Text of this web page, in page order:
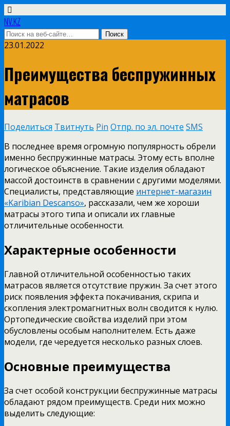
NV.KZ
23.01.2022
Преимущества беспружинных
матрасов
Поделиться Твитнуть Pin Отпр. по эл. почте SMS
В последнее время огромную популярность обрели
именно беспружинные матрасы. Этому есть вполне
логическое объяснение. Такие изделия обладают
массой достоинств в сравнении с другими моделями.
Специалисты, представляющие интернет-магазин
«Karibian Descanso», рассказали, чем же хороши
матрасы этого типа и описали их главные
отличительные особенности.
Характерные особенности
Главной отличительной особенностью таких
матрасов является отсутствие пружин. За счет этого
риск появления эффекта покачивания, скрипа и
скопления электромагнитных волн сводится к нулю.
Ортопедические свойства изделий при этом
обусловлены особым наполнителем. Есть даже
модели, где чередуется несколько разных слоев.
Основные преимущества
За счет особой конструкции беспружинные матрасы
обладают рядом преимуществ. Среди них можно
выделить следующие: